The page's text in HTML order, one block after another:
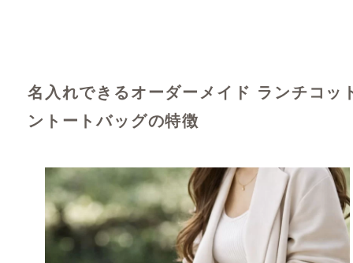
名入れできるオーダーメイド ランチコッ
ントートバッグの特徴